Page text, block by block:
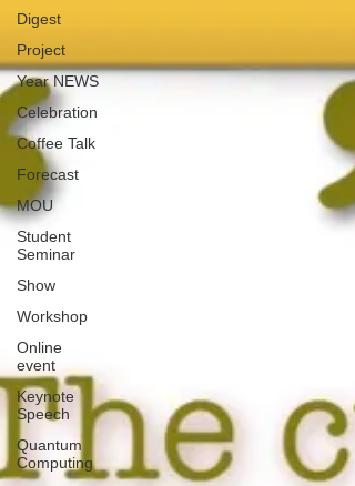
Digest
Project
Year NEWS
Celebration
Coffee Talk
Forecast
MOU
Student
Seminar
Show
Workshop
Online
event
Keynote
Speech
Quantum
Computing